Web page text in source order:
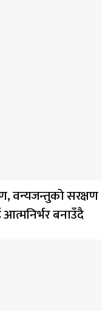
वन्यजन्तुको सरक्षण
आत्मनिर्भर बनाउँदै